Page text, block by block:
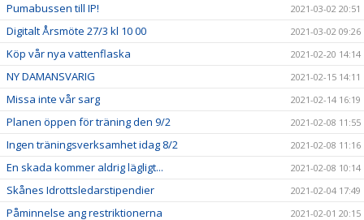
Pumabussen till IP! 2021-03-02 20:51
Digitalt Årsmöte 27/3 kl 10 00 2021-03-02 09:26
Köp vår nya vattenflaska 2021-02-20 14:14
NY DAMANSVARIG 2021-02-15 14:11
Missa inte vår sarg 2021-02-14 16:19
Planen öppen för träning den 9/2 2021-02-08 11:55
Ingen träningsverksamhet idag 8/2 2021-02-08 11:16
En skada kommer aldrig lägligt... 2021-02-08 10:14
Skånes Idrottsledarstipendier 2021-02-04 17:49
Påminnelse ang restriktionerna 2021-02-01 20:15